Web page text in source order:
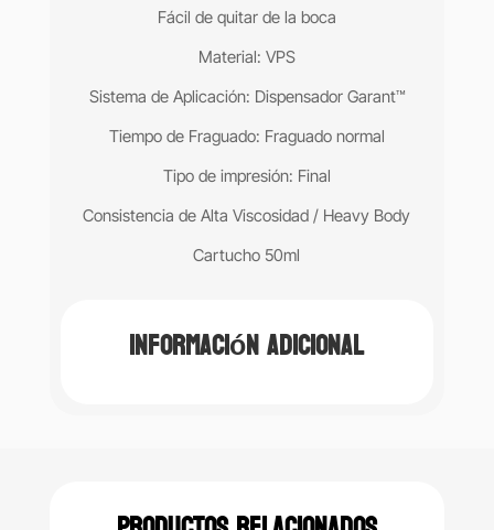
Fácil de quitar de la boca
Material: VPS
Sistema de Aplicación: Dispensador Garant™
Tiempo de Fraguado: Fraguado normal
Tipo de impresión: Final
Consistencia de Alta Viscosidad / Heavy Body
Cartucho 50ml
Información adicional